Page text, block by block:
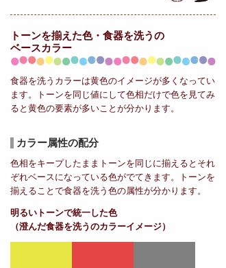
トーンを揃えた色・食器を洗うの
ベースカラー
食器を洗うカラーは黄色のイメージが多くなってい
ます。トーンを同じ値にして色相だけで色を見てみ
ると黄色の要素が多いことが分かります。
カラー属性の配分
色相をキープしたままトーンを同じに揃えるとそれ
ぞれベースになっている色がでてきます。トーンを
揃えることで食器を洗う色の属性が分かります。
明るいトーンで統一した色
（澄んだ食器を洗うのカラーイメージ）